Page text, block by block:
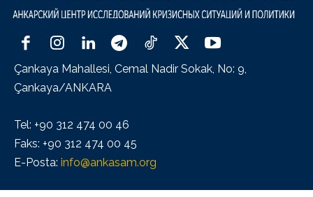
Çankaya Mahallesi, Cemal Nadir Sokak, No: 9,
Çankaya/ANKARA
Tel: +90 312 474 00 46
Faks: +90 312 474 00 45
E-Posta: info@ankasam.org